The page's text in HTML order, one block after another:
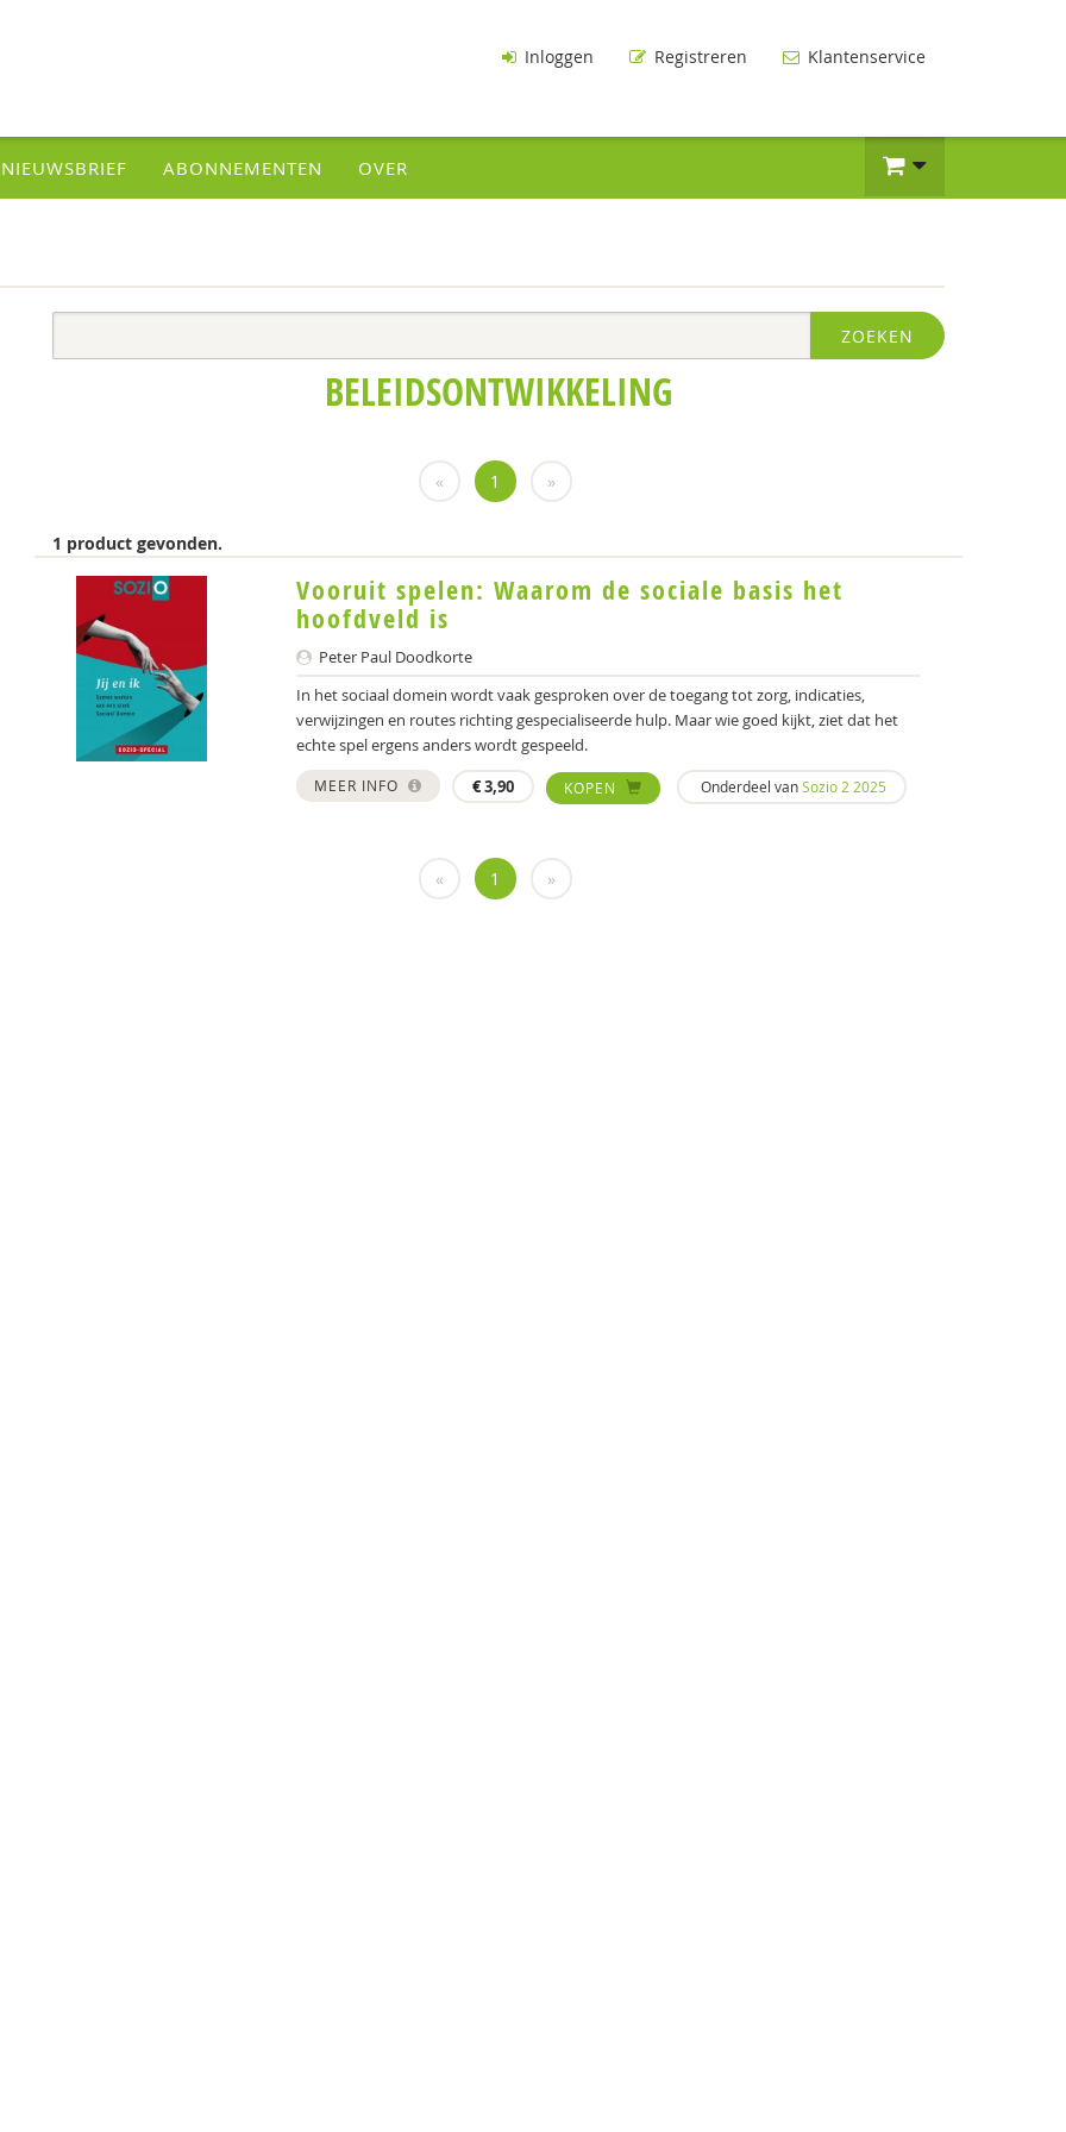
Inloggen Registreren Klantenservice
NIEUWSBRIEF ABONNEMENTEN OVER
ZOEKEN
BELEIDSONTWIKKELING
« 1 »
1 product gevonden.
Vooruit spelen: Waarom de sociale basis het
hoofdveld is
Peter Paul Doodkorte
In het sociaal domein wordt vaak gesproken over de toegang tot zorg, indicaties,
verwijzingen en routes richting gespecialiseerde hulp. Maar wie goed kijkt, ziet dat het
echte spel ergens anders wordt gespeeld.
MEER INFO €3,90 KOPEN Onderdeel vanSozio 2 2025
« 1 »